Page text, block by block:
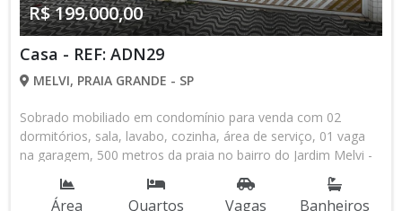
R$ 199.000,00
Casa - REF: ADN29
MELVI, PRAIA GRANDE - SP
Sobrado mobiliado em condomínio para venda com 02
dormitórios, sala, lavabo, cozinha, área de serviço, 01 vaga
na garagem, 500 metros da praia no bairro do Jardim Melvi -
Praia Grande - SP Documentação em dia. Aceita
financiamento bancário.
Área
Quartos
Vagas
Banheiros